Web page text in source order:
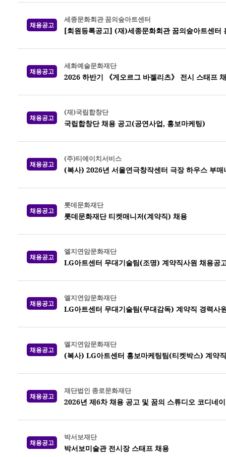
채용공고
세종문화회관 꿈의숲아트센터
[회원등록공고] (재)세종문화회관 꿈의숲아트센터
채용공고
세화예술문화재단
2026 하반기 《게오르그 바젤리츠》 전시 스태프
채용공고
(재)국립합창단
국립합창단 채용 공고(공연사업, 홍보마케팅)
채용공고
(주)티에이치서비스
(복사) 2026년 서울연극창작센터 극장 하우스 부
채용공고
롯데문화재단
롯데문화재단 티켓매니저(계약직) 채용
채용공고
엘지연암문화재단
LG아트센터 무대기술팀(조명) 계약직사원 채용공
채용공고
엘지연암문화재단
LG아트센터 무대기술팀(무대감독) 계약직 경력사
채용공고
엘지연암문화재단
(복사) LG아트센터 홍보마케팅팀(티켓박스) 계약
채용공고
재단법인 종로문화재단
2026년 제6차 채용 공고 및 꿈의 스튜디오 코디네
채용공고
박서보재단
박서보미술관 전시장 스태프 채용